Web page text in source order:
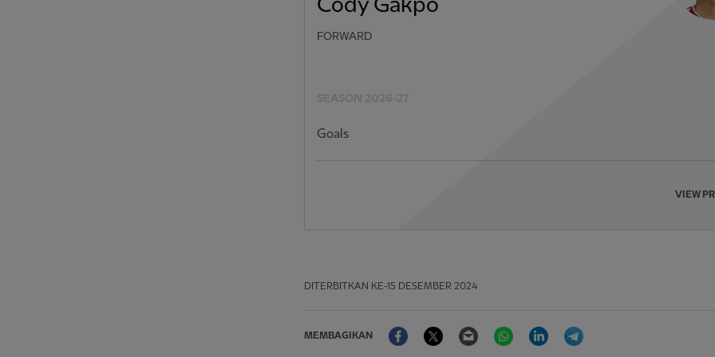
Cody Gakpo
FORWARD
Goals
VIEW
DITERBITKAN KE-15 DESEMBER 2024
MEMBAGIKAN
FacebookTwitter Email WhatsAppLinkedIn